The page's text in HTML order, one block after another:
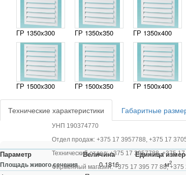
ГР 1350х300
ГР 1500х300
ГР 1350х350
ГР 1500х350
ГР 1350х400
ГР 1500x400
Технические характеристики Габаритные
Параметр Величина Единица
Площадь живого сечения 0.1816 м2
УНП 190374770
Отдел продаж: +375 17 3957788, +375 17
Технический отдел: +375 17 3957788, +375
Фирменный магазин: +375 17 395 77 88, +375